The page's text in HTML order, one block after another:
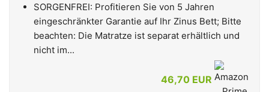
SORGENFREI: Profitieren Sie von 5 Jahren
eingeschränkter Garantie auf Ihr Zinus Bett; Bitte
beachten: Die Matratze ist separat erhältlich und
nicht im...
46,70 EUR